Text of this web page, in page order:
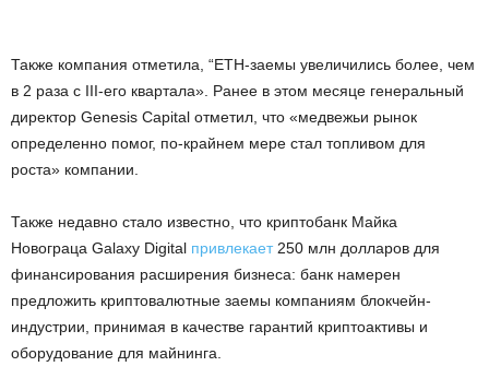
Также компания отметила, “ETH-заемы увеличились более, чем
в 2 раза с III-его квартала». Ранее в этом месяце генеральный
директор Genesis Capital отметил, что «медвежьи рынок
определенно помог, по-крайнем мере стал топливом для
роста» компании.
Также недавно стало известно, что криптобанк Майка
Новограца Galaxy Digital привлекает250 млн долларов для
финансирования расширения бизнеса: банк намерен
предложить криптовалютные заемы компаниям блокчейн-
индустрии, принимая в качестве гарантий криптоактивы и
оборудование для майнинга.